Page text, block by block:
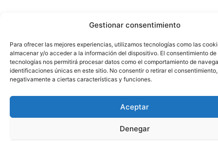
Gestionar consentimiento
Para ofrecer las mejores experiencias, utilizamos tecnologías como las
almacenar y/o acceder a la información del dispositivo. El consentimiento de
tecnologías nos permitirá procesar datos como el comportamiento de
identificaciones únicas en este sitio. No consentir o retirar el
negativamente a ciertas características y funciones.
Aceptar
Denegar